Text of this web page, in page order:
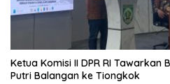
Ketua Komisi II DPR RI Tawarkan
Putri Balangan ke Tiongkok